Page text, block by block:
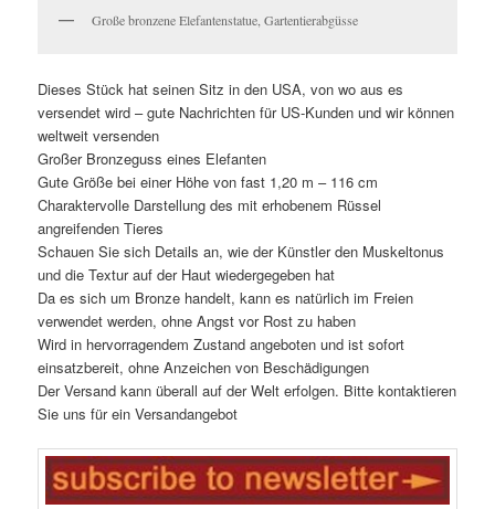
Große bronzene Elefantenstatue, Gartentierabgüsse
Dieses Stück hat seinen Sitz in den USA, von wo aus es
versendet wird – gute Nachrichten für US-Kunden und wir können
weltweit versenden
Großer Bronzeguss eines Elefanten
Gute Größe bei einer Höhe von fast 1,20 m – 116 cm
Charaktervolle Darstellung des mit erhobenem Rüssel
angreifenden Tieres
Schauen Sie sich Details an, wie der Künstler den Muskeltonus
und die Textur auf der Haut wiedergegeben hat
Da es sich um Bronze handelt, kann es natürlich im Freien
verwendet werden, ohne Angst vor Rost zu haben
Wird in hervorragendem Zustand angeboten und ist sofort
einsatzbereit, ohne Anzeichen von Beschädigungen
Der Versand kann überall auf der Welt erfolgen. Bitte kontaktieren
Sie uns für ein Versandangebot